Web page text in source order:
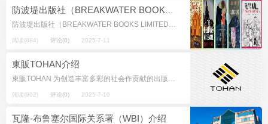
防波堤出版社（BREAKWATER BOOKS LIMITED） ——1973年以来，纽芬兰首屈一指的出版商 防波堤出版社成立于1973年，旨在展示纽芬兰和拉布拉多充满活力的文学文化。从那时起，我们继续致力于纽芬...
阅读(884) 评论(0) 2025-7-11
東販TOHAN介绍
東販TOHAN 为创造丰富多彩的社会作贡献的出版流通界领军企业 日本东贩通过优质的服务和信息流通的渠道支持人类社会的知性活动，为创造富有的社会做出贡献。 创建年份：1949 官网：https://...
阅读(902) 评论(0) 2025-7-10
瓦隆-布鲁塞尔国际关系署（WBI）介绍